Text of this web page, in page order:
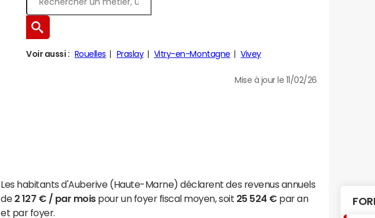
Voir aussi : Rouelles Praslay Vitry-en-Montagne Vivey
Mise à jour le 11/02/26
Les habitants d'Auberive (Haute-Marne) déclarent des revenus annuels
de 2 127 € / par moispour un foyer fiscal moyen, soit 25 524 € par an
et par foyer.